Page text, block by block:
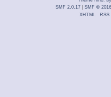
SMF 2.0.17
SMF © 2016
XHTML
RSS